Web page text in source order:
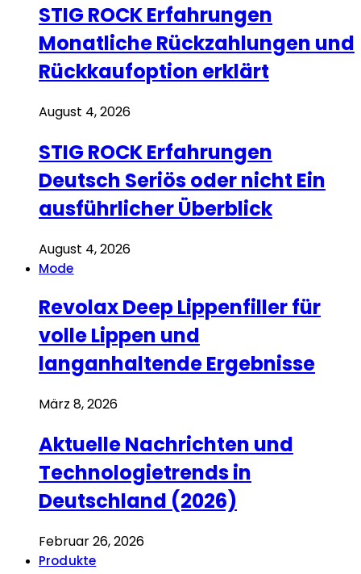
STIG ROCK Erfahrungen
Monatliche Rückzahlungen und
Rückkaufoption erklärt
August 4, 2026
STIG ROCK Erfahrungen
Deutsch Seriös oder nicht Ein
ausführlicher Überblick
August 4, 2026
Mode
Revolax Deep Lippenfiller für
volle Lippen und
langanhaltende Ergebnisse
März 8, 2026
Aktuelle Nachrichten und
Technologietrends in
Deutschland (2026)
Februar 26, 2026
Produkte